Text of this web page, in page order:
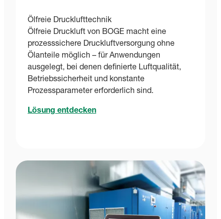
Ölfreie Drucklufttechnik
Ölfreie Druckluft von BOGE macht eine
prozesssichere Druckluftversorgung ohne
Ölanteile möglich – für Anwendungen
ausgelegt, bei denen definierte Luftqualität,
Betriebssicherheit und konstante
Prozessparameter erforderlich sind.
Lösung entdecken